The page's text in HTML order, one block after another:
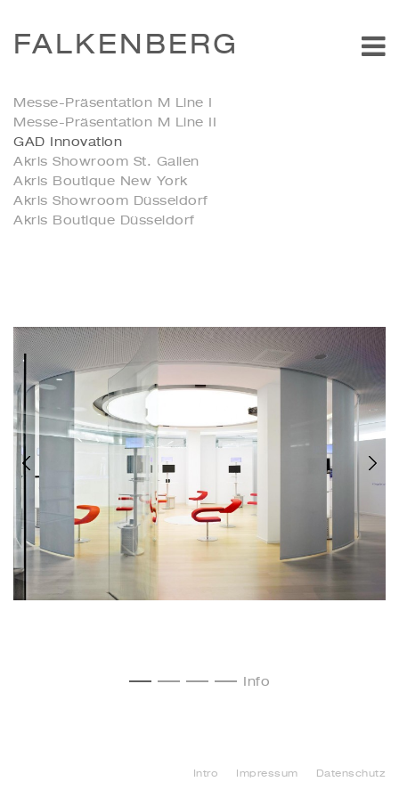
FALKENBERG
Messe-Präsentation M Line I
Messe-Präsentation M Line II
GAD Innovation
Akris Showroom St. Gallen
Akris Boutique New York
Akris Showroom Düsseldorf
Akris Boutique Düsseldorf
Info
Intro Impressum Datenschutz